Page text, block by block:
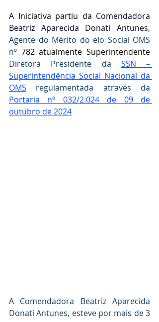
A Iniciativa partiu da Comendadora
Beatriz Aparecida Donati Antunes,
Agente do Mérito do elo Social OMS
nº
Diretora Presidente da SSN –
Superintendência Social Nacional da
OMS
Portaria nº 032/2.024 de 09 de
outubro de 2024
A Comendadora Beatriz Aparecida
Donati Antunes, esteve por mais de 3